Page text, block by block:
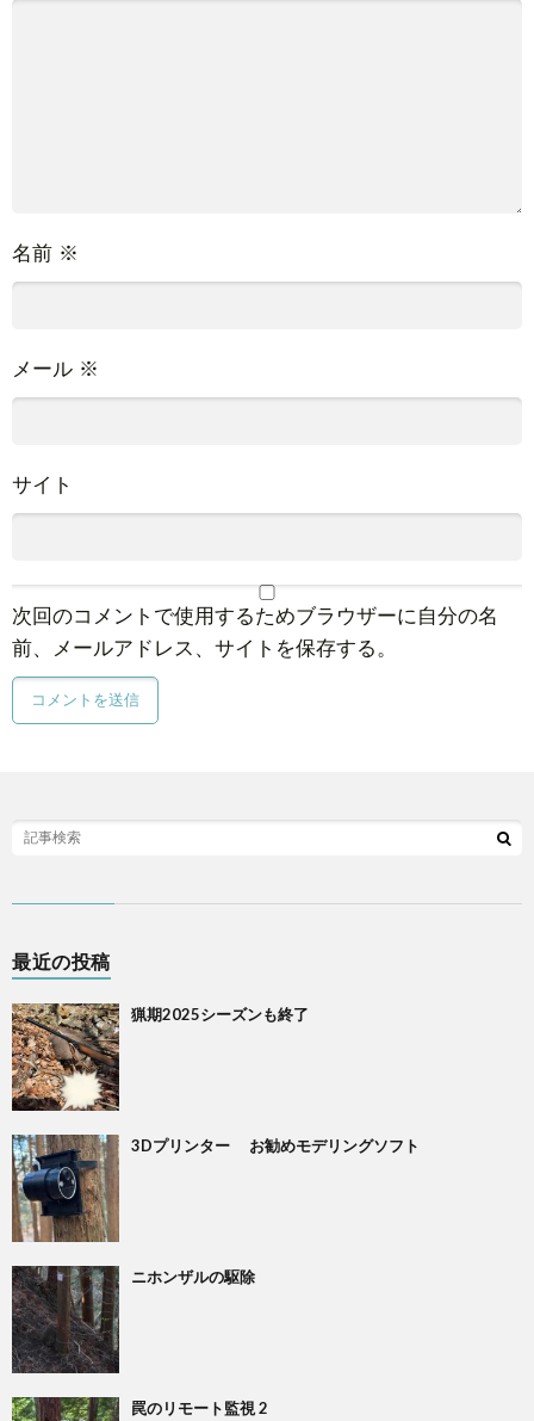
名前 ※
メール ※
サイト
次回のコメントで使用するためブラウザーに自分の名
前、メールアドレス、サイトを保存する。
最近の投稿
猟期2025シーズンも終了
3Dプリンター お勧めモデリングソフト
ニホンザルの駆除
罠のリモート監視 2